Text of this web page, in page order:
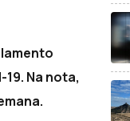
Na nota,